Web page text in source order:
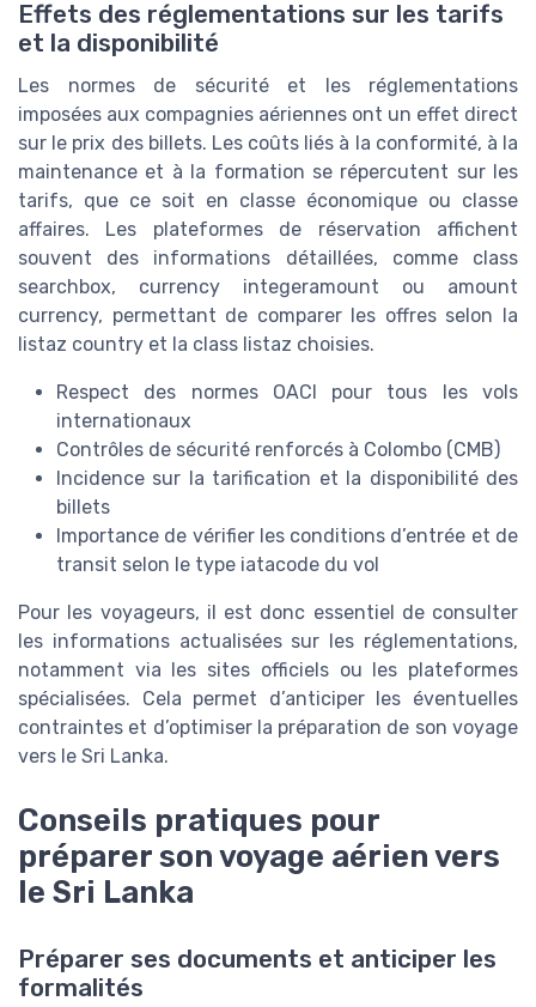
Effets des réglementations sur les tarifs
et la disponibilité
Les normes de sécurité et les réglementations
imposées aux compagnies aériennes ont un effet direct
sur le prix des billets. Les coûts liés à la conformité, à la
maintenance et à la formation se répercutent sur les
tarifs, que ce soit en classe économique ou classe
affaires. Les plateformes de réservation affichent
souvent des informations détaillées, comme class
searchbox, currency integeramount ou amount
currency, permettant de comparer les offres selon la
listaz country et la class listaz choisies.
Respect des normes OACI pour tous les vols
internationaux
Contrôles de sécurité renforcés à Colombo (CMB)
Incidence sur la tarification et la disponibilité des
billets
Importance de vérifier les conditions d’entrée et de
transit selon le type iatacode du vol
Pour les voyageurs, il est donc essentiel de consulter
les informations actualisées sur les réglementations,
notamment via les sites officiels ou les plateformes
spécialisées. Cela permet d’anticiper les éventuelles
contraintes et d’optimiser la préparation de son voyage
vers le Sri Lanka.
Conseils pratiques pour
préparer son voyage aérien vers
le Sri Lanka
Préparer ses documents et anticiper les
formalités